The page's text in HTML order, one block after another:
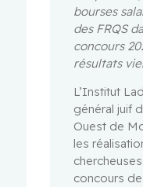
bourses
des FRQS
concours
résultats
L’Institut
général juif
Ouest de
les
concours